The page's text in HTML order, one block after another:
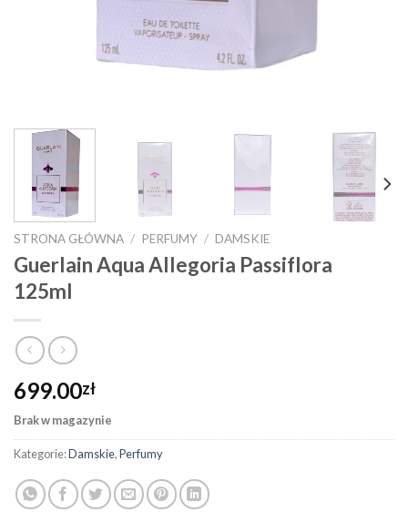
STRONA GŁÓWNA / PERFUMY / DAMSKIE
Guerlain Aqua Allegoria Passiflora
125ml
699.00zł
Brak w magazynie
Kategorie:Damskie,Perfumy